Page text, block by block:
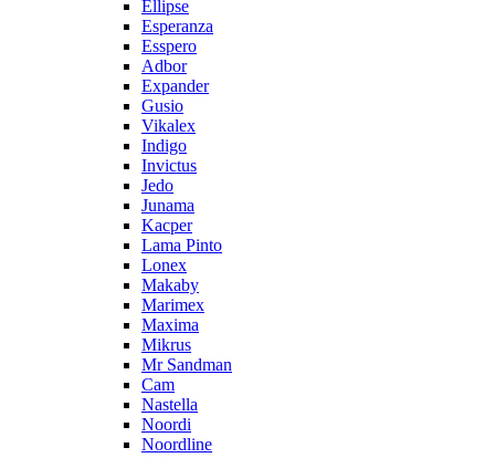
Ellipse
Esperanza
Esspero
Adbor
Expander
Gusio
Vikalex
Indigo
Invictus
Jedo
Junama
Kacper
Lama Pinto
Lonex
Makaby
Marimex
Maxima
Mikrus
Mr Sandman
Cam
Nastella
Noordi
Noordline